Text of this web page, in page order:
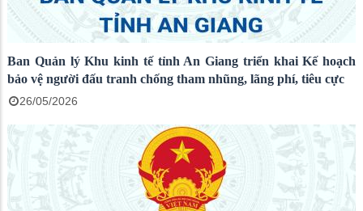
Ban Quản lý Khu kinh tế tỉnh An Giang triển khai Kế hoạch
bảo vệ người đấu tranh chống tham nhũng, lãng phí, tiêu cực
26/05/2026